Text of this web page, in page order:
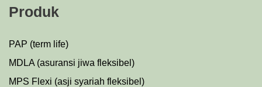
Produk
PAP (term life)
MDLA (asuransi jiwa fleksibel)
MPS Flexi (asji syariah fleksibel)